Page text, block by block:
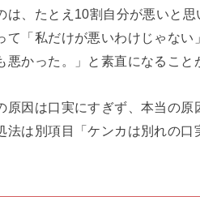
は、たとえ10割自分が悪いと
て「私だけが悪いわけじゃな
悪かった。」と素直になること
原因は口実にすぎず、本当の
法は別項目「ケンカは別れの